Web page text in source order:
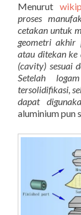
Menurut
proses
cetakan untuk
geometri akhir
atau ditekan ke
(cavity) sesuai
Setelah
tersolidifikasi,
dapat
aluminium pun